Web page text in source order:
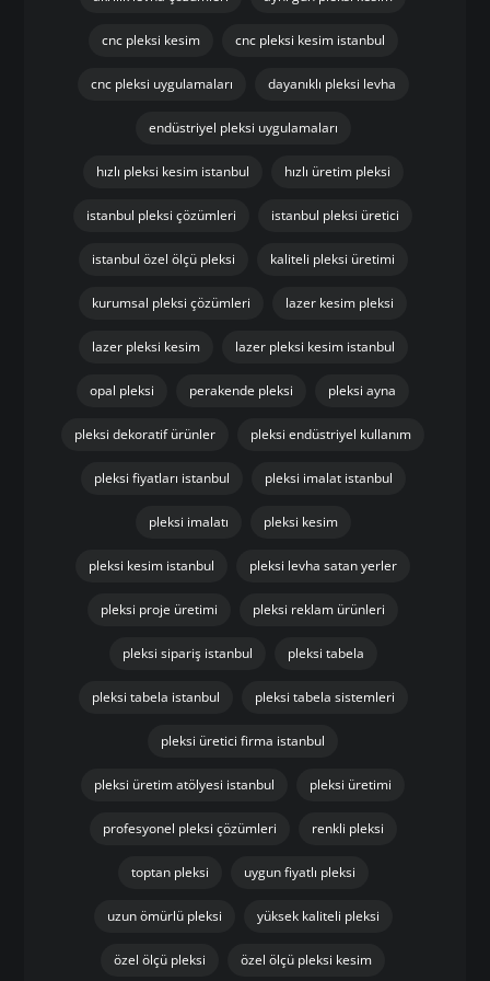
cnc pleksi kesim cnc pleksi kesim istanbul
cnc pleksi uygulamaları dayanıklı pleksi levha
endüstriyel pleksi uygulamaları
hızlı pleksi kesim istanbul hızlı üretim pleksi
istanbul pleksi çözümleri istanbul pleksi üretici
istanbul özel ölçü pleksi kaliteli pleksi üretimi
kurumsal pleksi çözümleri lazer kesim pleksi
lazer pleksi kesim lazer pleksi kesim istanbul
opal pleksi perakende pleksi pleksi ayna
pleksi dekoratif ürünler pleksi endüstriyel kullanım
pleksi fiyatları istanbul pleksi imalat istanbul
pleksi imalatı pleksi kesim
pleksi kesim istanbul pleksi levha satan yerler
pleksi proje üretimi pleksi reklam ürünleri
pleksi sipariş istanbul pleksi tabela
pleksi tabela istanbul pleksi tabela sistemleri
pleksi üretici firma istanbul
pleksi üretim atölyesi istanbul pleksi üretimi
profesyonel pleksi çözümleri renkli pleksi
toptan pleksi uygun fiyatlı pleksi
uzun ömürlü pleksi yüksek kaliteli pleksi
özel ölçü pleksi özel ölçü pleksi kesim